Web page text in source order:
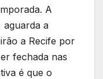
A
aguarda a
a Recife por
fechada nas
é que o